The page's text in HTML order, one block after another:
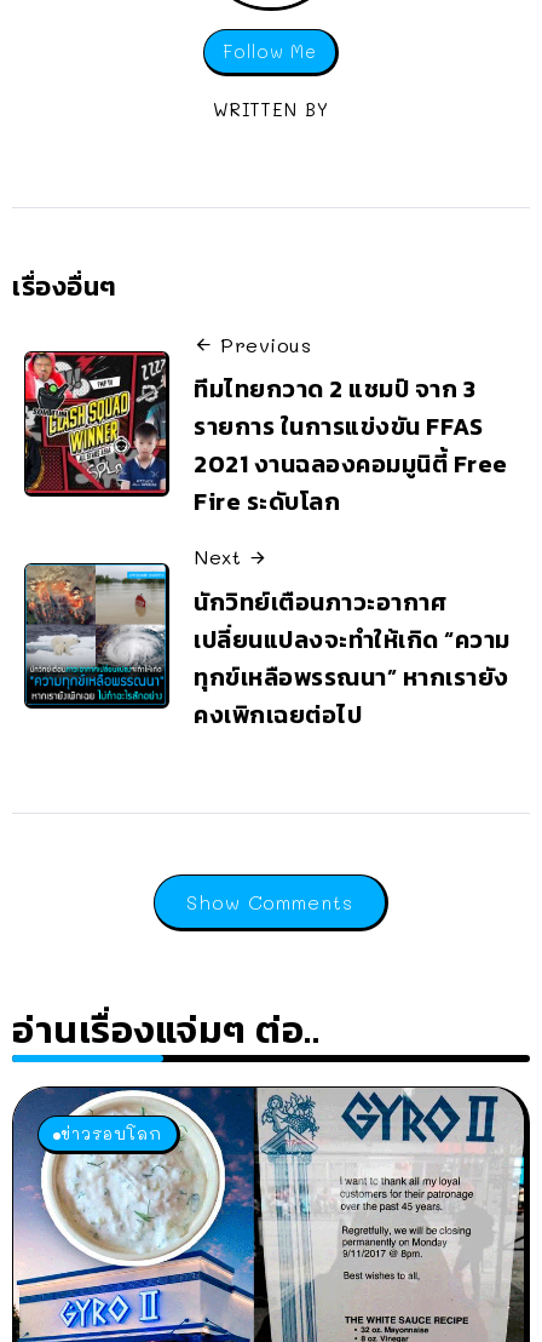
Follow Me
WRITTEN BY
เรื่องอื่นๆ
Previous
ทีมไทยกวาด 2 แชมป์ จาก 3
รายการ ในการแข่งขัน FFAS
2021 งานฉลองคอมมูนิตี้ Free
Fire ระดับโลก
Next
นักวิทย์เตือนภาวะอากาศ
เปลี่ยนแปลงจะทำให้เกิด “ความ
ทุกข์เหลือพรรณนา” หากเรายัง
คงเพิกเฉยต่อไป
Show Comments
อ่านเรื่องแจ่มๆ ต่อ..
ข่าวรอบโลก